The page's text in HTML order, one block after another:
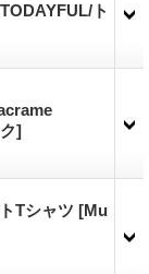
ト
]
Tシャツ [Mu